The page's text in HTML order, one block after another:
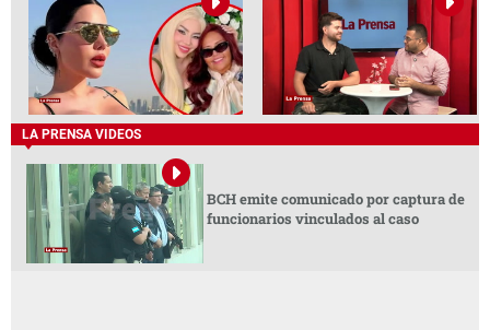
LA PRENSA VIDEOS
BCH emite comunicado por captura de
funcionarios vinculados al caso